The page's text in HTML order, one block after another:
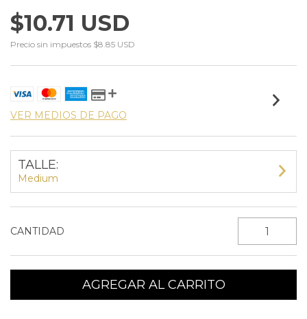
$10.71 USD
Precio sin impuestos $8.85 USD
VER MEDIOS DE PAGO
TALLE:
Medium
CANTIDAD